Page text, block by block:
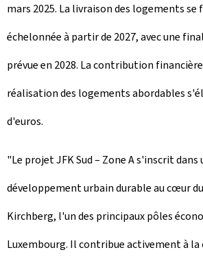
mars 2025. La livraison des logements se
échelonnée à partir de 2027, avec une
prévue en 2028. La contribution
réalisation des logements abordables
d'euros.
"Le projet JFK Sud – Zone A s'inscrit dans
développement urbain durable au cœur
Kirchberg, l'un des principaux pôles
Luxembourg. Il contribue activement à la